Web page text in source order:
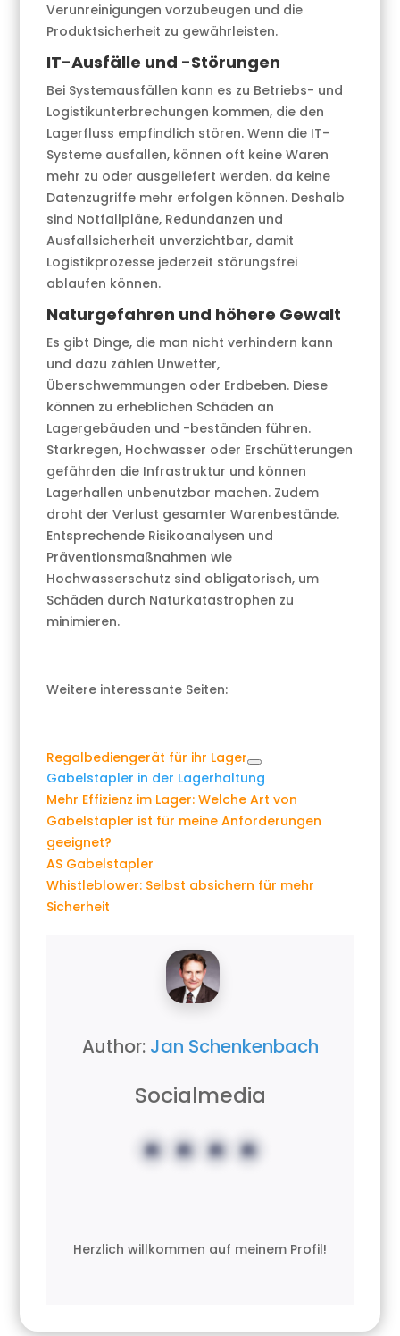
Verunreinigungen vorzubeugen und die
Produktsicherheit zu gewährleisten.
IT-Ausfälle und -Störungen
Bei Systemausfällen kann es zu Betriebs- und
Logistikunterbrechungen kommen, die den
Lagerfluss empfindlich stören. Wenn die IT-
Systeme ausfallen, können oft keine Waren
mehr zu oder ausgeliefert werden. da keine
Datenzugriffe mehr erfolgen können. Deshalb
sind Notfallpläne, Redundanzen und
Ausfallsicherheit unverzichtbar, damit
Logistikprozesse jederzeit störungsfrei
ablaufen können.
Naturgefahren und höhere Gewalt
Es gibt Dinge, die man nicht verhindern kann
und dazu zählen Unwetter,
Überschwemmungen oder Erdbeben. Diese
können zu erheblichen Schäden an
Lagergebäuden und -beständen führen.
Starkregen, Hochwasser oder Erschütterungen
gefährden die Infrastruktur und können
Lagerhallen unbenutzbar machen. Zudem
droht der Verlust gesamter Warenbestände.
Entsprechende Risikoanalysen und
Präventionsmaßnahmen wie
Hochwasserschutz sind obligatorisch, um
Schäden durch Naturkatastrophen zu
minimieren.
Weitere interessante Seiten:
Regalbediengerät für ihr Lager
Gabelstapler in der Lagerhaltung
Mehr Effizienz im Lager: Welche Art von
Gabelstapler ist für meine Anforderungen
geeignet?
AS Gabelstapler
Whistleblower: Selbst absichern für mehr
Sicherheit
Author: Jan Schenkenbach
Socialmedia
Herzlich willkommen auf meinem Profil!